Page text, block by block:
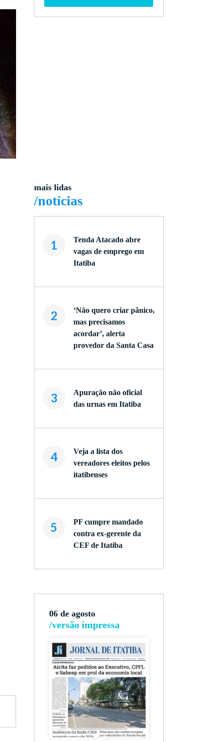
mais lidas
/notícias
1
Tenda Atacado abre
vagas de emprego em
Itatiba
2
‘Não quero criar pânico,
mas precisamos
acordar’, alerta
provedor da Santa Casa
3
Apuração não oficial
das urnas em Itatiba
4
Veja a lista dos
vereadores eleitos pelos
itatibenses
5
PF cumpre mandado
contra ex-gerente da
CEF de Itatiba
06 de agosto
/versão impressa